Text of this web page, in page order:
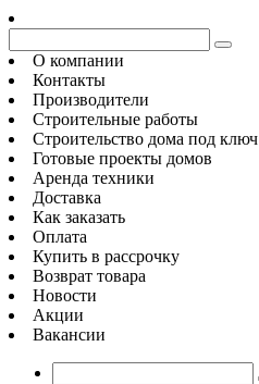
О компании
Контакты
Производители
Строительные работы
Строительство дома под ключ
Готовые проекты домов
Аренда техники
Доставка
Как заказать
Оплата
Купить в рассрочку
Возврат товара
Новости
Акции
Вакансии